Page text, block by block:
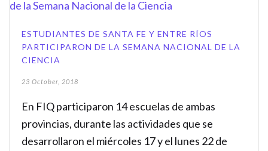
ESTUDIANTES DE SANTA FE Y ENTRE RÍOS
PARTICIPARON DE LA SEMANA NACIONAL DE LA
CIENCIA
23 October, 2018
En FIQ participaron 14 escuelas de ambas
provincias, durante las actividades que se
desarrollaron el miércoles 17 y el lunes 22 de